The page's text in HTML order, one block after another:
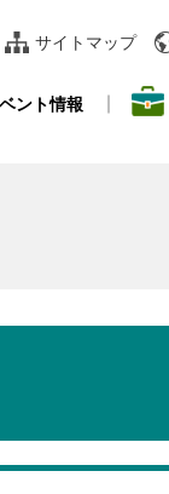
サイトマップ
ント情報